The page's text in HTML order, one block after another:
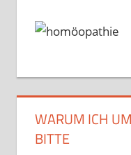
WARUM ICH
BITTE